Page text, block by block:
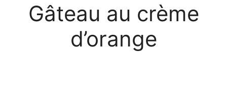
Gâteau au crème
d’orange